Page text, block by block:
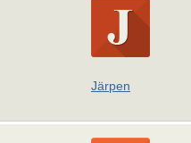
Järpen